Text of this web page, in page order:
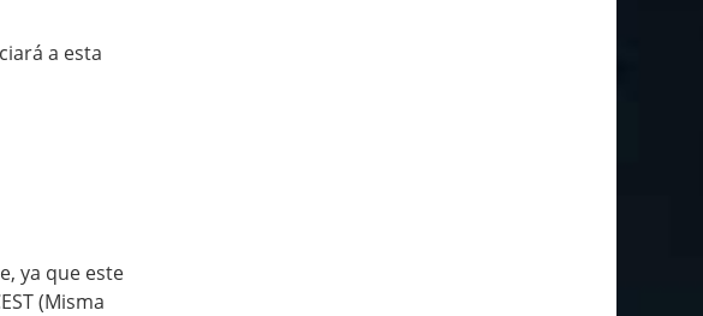
a esta
ya que este
(Misma